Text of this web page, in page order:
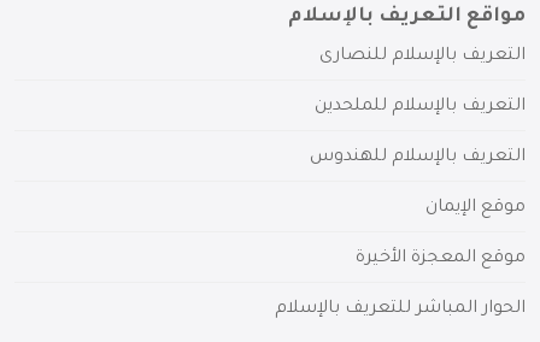
مواقع التعريف بالإسلام
التعريف بالإسلام للنصارى
التعريف بالإسلام للملحدين
التعريف بالإسلام للهندوس
موقع الإيمان
موقع المعجزة الأخيرة
الحوار المباشر للتعريف بالإسلام